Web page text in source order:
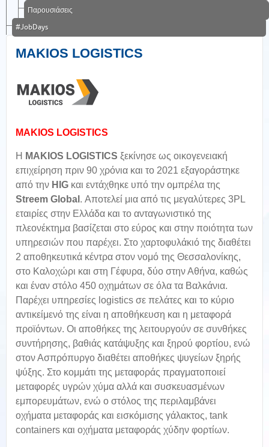
Παρουσιάσεις
#JobDays
MAKIOS LOGISTICS
MAKIOS LOGISTICS
H MAKIOS LOGISTICS ξεκίνησε ως οικογενειακή
επιχείρηση πριν 90 χρόνια και το 2021 εξαγοράστηκε
από την HIG και εντάχθηκε υπό την ομπρέλα της
Streem Global . Αποτελεί μια από τις μεγαλύτερες 3PL
εταιρίες στην Ελλάδα και το ανταγωνιστικό της
πλεονέκτημα βασίζεται στο εύρος και στην ποιότητα των
υπηρεσιών που παρέχει. Στο χαρτοφυλάκιό της διαθέτει
2 αποθηκευτικά κέντρα στον νομό της Θεσσαλονίκης,
στο Καλοχώρι και στη Γέφυρα, δύο στην Αθήνα, καθώς
και έναν στόλο 450 οχημάτων σε όλα τα Βαλκάνια.
Παρέχει υπηρεσίες logistics σε πελάτες και το κύριο
αντικείμενό της είναι η αποθήκευση και η μεταφορά
προϊόντων. Οι αποθήκες της λειτουργούν σε συνθήκες
συντήρησης, βαθιάς κατάψυξης και ξηρού φορτίου, ενώ
στον Ασπρόπυργο διαθέτει αποθήκες ψυγείων ξηρής
ψύξης. Στο κομμάτι της μεταφοράς πραγματοποιεί
μεταφορές υγρών χύμα αλλά και συσκευασμένων
εμπορευμάτων, ενώ ο στόλος της περιλαμβάνει
οχήματα μεταφοράς και εισκόμισης γάλακτος, tank
containers και οχήματα μεταφοράς χύδην φορτίων.